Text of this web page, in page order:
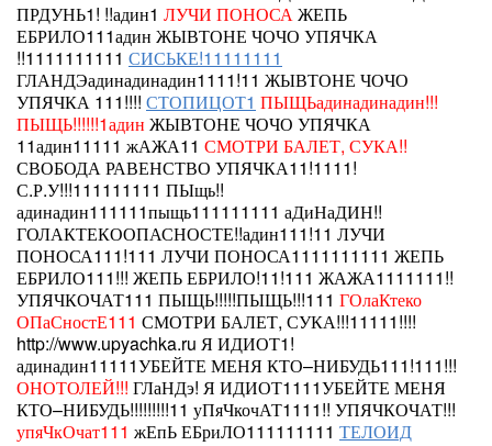
ПРДУНЬ1! !!адин1 ЛУЧИ ПОНОСАЖЕПЬ
ЕБРИЛО111адин ЖЫВТОНЕ ЧОЧО УПЯЧКА
!!1111111111 СИСЬКЕ!11111111
ГЛАНДЭадинадинадин1111!11 ЖЫВТОНЕ ЧОЧО
УПЯЧКА 111!!!! СТОПИЦОТ1 ПЫЩЬадинадинадин!!!
ПЫЩЬ!!!!!!1адин ЖЫВТОНЕ ЧОЧО УПЯЧКА
11адин11111 жАЖА11 СМОТРИ БАЛЕТ, СУКА!!
СВОБОДА РАВЕНСТВО УПЯЧКА11!1111!
С.Р.У!!!111111111 ПЫщь!!
адинадин111111пыщь111111111 аДиНаДИН!!
ГОЛАКТЕКООПАСНОСТЕ!!адин111!11 ЛУЧИ
ПОНОСА111!111 ЛУЧИ ПОНОСА1111111111 ЖЕПЬ
ЕБРИЛО111!!! ЖЕПЬ ЕБРИЛО!11!111 ЖАЖА1111111!!
УПЯЧКОЧАТ111 ПЫЩЬ!!!!!ПЫЩЬ!!!111 ГОлаКтеко
ОПаСностЕ111 СМОТРИ БАЛЕТ, СУКА!!!11111!!!!
http://www.upyachka.ru Я ИДИОТ1!
адинадин11111УБЕЙТЕ МЕНЯ КТО–НИБУДЬ111!111!!!
ОНОТОЛЕЙ!!! ГЛаНДэ! Я ИДИОТ1111УБЕЙТЕ МЕНЯ
КТО–НИБУДЬ!!!!!!!!!11 уПяЧкочАТ1111!! УПЯЧКОЧАТ!!!
упяЧкОчат111 жЕпЬ ЕБриЛО111111111 ТЕЛОИД